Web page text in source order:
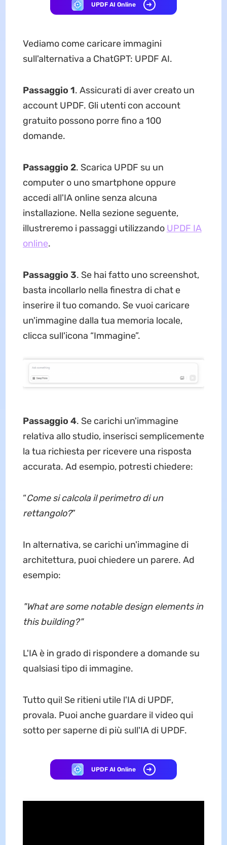
UPDF AI Online
Vediamo come caricare immagini
sull'alternativa a ChatGPT: UPDF AI.
Passaggio 1. Assicurati di aver creato un
account UPDF. Gli utenti con account
gratuito possono porre fino a 100
domande.
Passaggio 2. Scarica UPDF su un
computer o uno smartphone oppure
accedi all'IA online senza alcuna
installazione. Nella sezione seguente,
illustreremo i passaggi utilizzando UPDF IA
online.
Passaggio 3. Se hai fatto uno screenshot,
basta incollarlo nella finestra di chat e
inserire il tuo comando. Se vuoi caricare
un'immagine dalla tua memoria locale,
clicca sull'icona “Immagine”.
Passaggio 4. Se carichi un'immagine
relativa allo studio, inserisci semplicemente
la tua richiesta per ricevere una risposta
accurata. Ad esempio, potresti chiedere:
“Come si calcola il perimetro di un
rettangolo?”
In alternativa, se carichi un'immagine di
architettura, puoi chiedere un parere. Ad
esempio:
"What are some notable design elements in
this building?"
L'IA è in grado di rispondere a domande su
qualsiasi tipo di immagine.
Tutto qui! Se ritieni utile l'IA di UPDF,
provala. Puoi anche guardare il video qui
sotto per saperne di più sull'IA di UPDF.
UPDF AI Online